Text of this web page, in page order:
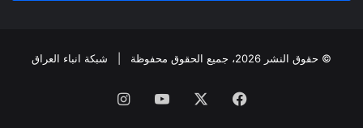
© حقوق النشر 2026، جميع الحقوق محفوظة | شبكة انباء العراق
فيسبوك ‫YouTubeانستقرام